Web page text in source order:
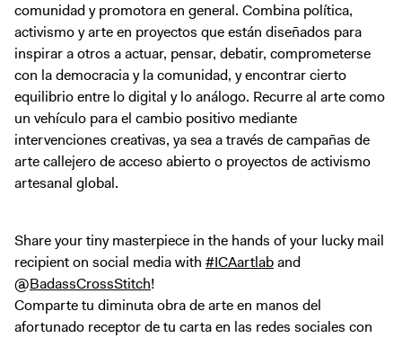
comunidad y promotora en general. Combina política,
activismo y arte en proyectos que están diseñados para
inspirar a otros a actuar, pensar, debatir, comprometerse
con la democracia y la comunidad, y encontrar cierto
equilibrio entre lo digital y lo análogo. Recurre al arte como
un vehículo para el cambio positivo mediante
intervenciones creativas, ya sea a través de campañas de
arte callejero de acceso abierto o proyectos de activismo
artesanal global.
Share your tiny masterpiece in the hands of your lucky mail
recipient on social media with #ICAartlaband
@BadassCrossStitch!
Comparte tu diminuta obra de arte en manos del
afortunado receptor de tu carta en las redes sociales con